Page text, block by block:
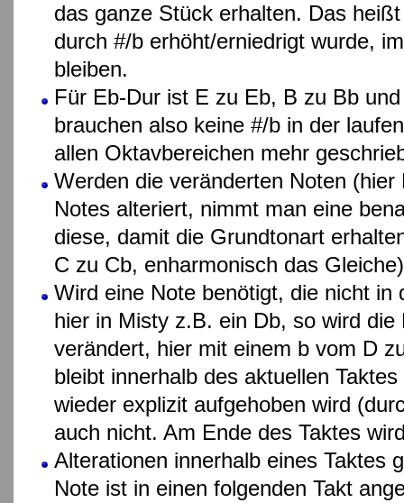
das ganze Stück erhalten. Das
durch #/b erhöht/erniedrigt wurde,
bleiben.
Für Eb-Dur ist E zu Eb, B zu Bb
brauchen also keine #/b in der
allen Oktavbereichen mehr
Werden die veränderten Noten
Notes alteriert, nimmt man eine
diese, damit die Grundtonart
C zu Cb, enharmonisch das
Wird eine Note benötigt, die nicht
hier in Misty z.B. ein Db, so wird
verändert, hier mit einem b vom D
bleibt innerhalb des aktuellen
wieder explizit aufgehoben wird
auch nicht. Am Ende des Taktes
Alterationen innerhalb eines Taktes
Note ist in einen folgenden Takt